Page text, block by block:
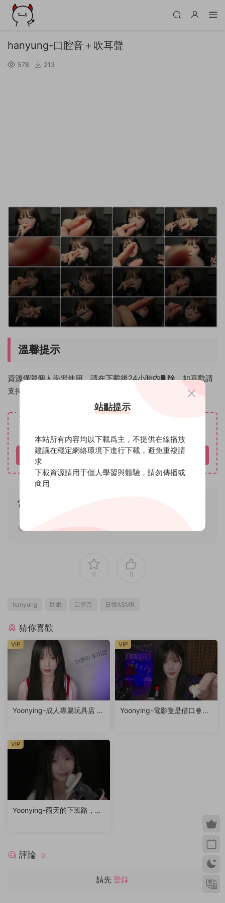
hanyung-口腔音＋吹耳聲
578 213
溫馨提示
資源僅限個人學習使用，請在下載後24小時内删除。如喜歡請
支持原創作者！
資源下載
立即購買
常見問題
0 0
hanyung 助眠 口腔音 日韓ASMR
猜你喜歡
Yoonying-成人專屬玩具店 R
VIP
Yoonying-電影隻是借口🍿（f
VIP
Yoonying-雨天的下班路，你
VIP
評論 0
請先 登錄
站點提示
本站所有内容均以下載爲主，不提供在線播放
建議在穩定網絡環境下進行下載，避免重複請
求
下載資源請用于個人學習與體驗，請勿傳播或
商用